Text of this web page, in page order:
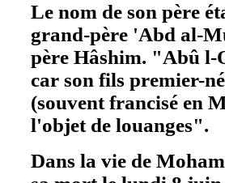
Le nom de son père
grand-père 'Abd al-
père Hâshim. "Abû
car son fils premier-
(souvent francisé en
l'objet de louanges".
Dans la vie de